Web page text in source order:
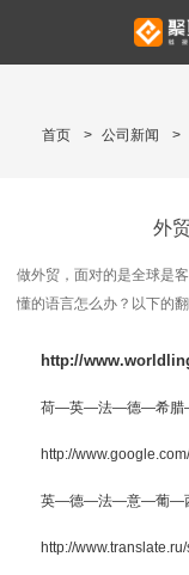
首页 > 公司新闻 >
外
做外贸，面对的是全球是
懂的语言怎么办？以下的
http://
荷—英—法—德—希腊
http://
英—德—法—意—葡—西
http://